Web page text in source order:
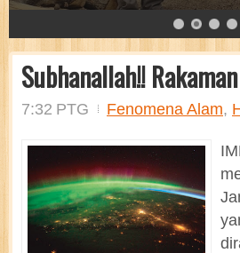
Subhanallah!!
7:32 PTG Fenomena Alam,